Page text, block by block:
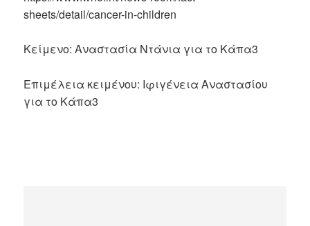
sheets/detail/cancer-in-children
Κείμενο: Αναστασία Ντάνια για το Κάπα3
Επιμέλεια κειμένου: Ιφιγένεια Αναστασίου
για το Κάπα3